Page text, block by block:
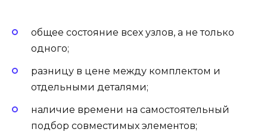
общее состояние всех узлов, а не только
одного;
разницу в цене между комплектом и
отдельными деталями;
наличие времени на самостоятельный
подбор совместимых элементов;